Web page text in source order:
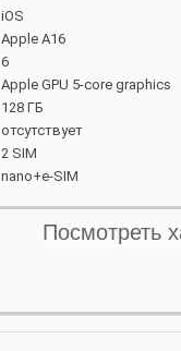
iOS
Apple A16
6
Apple GPU 5-core graphics
128 ГБ
отсутствует
2 SIM
nano+e-SIM
Посмотреть